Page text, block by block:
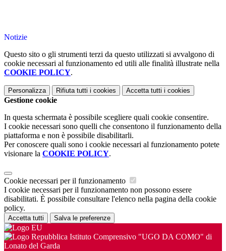
Notizie
Questo sito o gli strumenti terzi da questo utilizzati si avvalgono di
cookie necessari al funzionamento ed utili alle finalità illustrate nella
COOKIE POLICY.
Personalizza Rifiuta tutti i cookies Accetta tutti i cookies
Gestione cookie
In questa schermata è possibile scegliere quali cookie consentire.
I cookie necessari sono quelli che consentono il funzionamento della
piattaforma e non è possibile disabilitarli.
Per conoscere quali sono i cookie necessari al funzionamento potete
visionare la COOKIE POLICY.
Cookie necessari per il funzionamento
I cookie necessari per il funzionamento non possono essere
disabilitati. È possibile consultare l'elenco nella pagina della cookie
policy.
Accetta tutti Salva le preferenze
Istituto Comprensivo "UGO DA COMO" di
Lonato del Garda